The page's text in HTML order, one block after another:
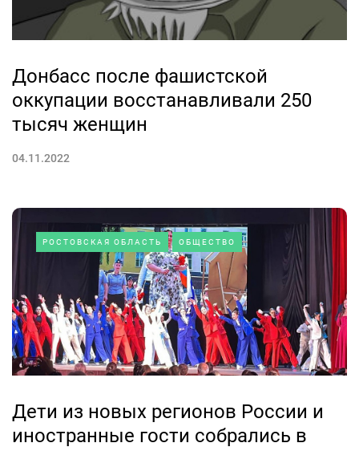
Донбасс после фашистской
оккупации восстанавливали 250
тысяч женщин
04.11.2022
РОСТОВСКАЯ ОБЛАСТЬ ОБЩЕСТВО
Дети из новых регионов России и
иностранные гости собрались в